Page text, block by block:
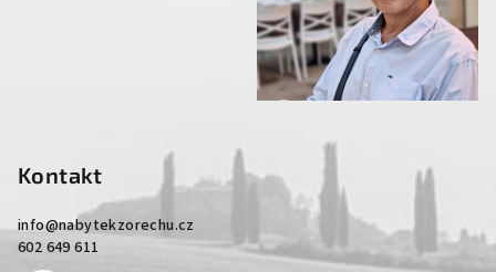
Kontakt
info@nabytekzorechu.cz
602 649 611